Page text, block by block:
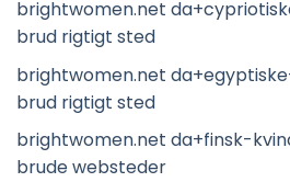
brightwomen.net
brud rigtigt sted
brightwomen.net
brud rigtigt sted
brightwomen.net da+finsk-
brude websteder